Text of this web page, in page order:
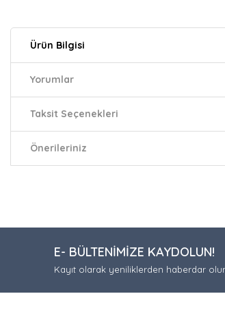
Ürün Bilgisi
Yorumlar
Taksit Seçenekleri
Önerileriniz
E- BÜLTENİMİZE KAYDOLUN!
Kayıt olarak yeniliklerden haberdar